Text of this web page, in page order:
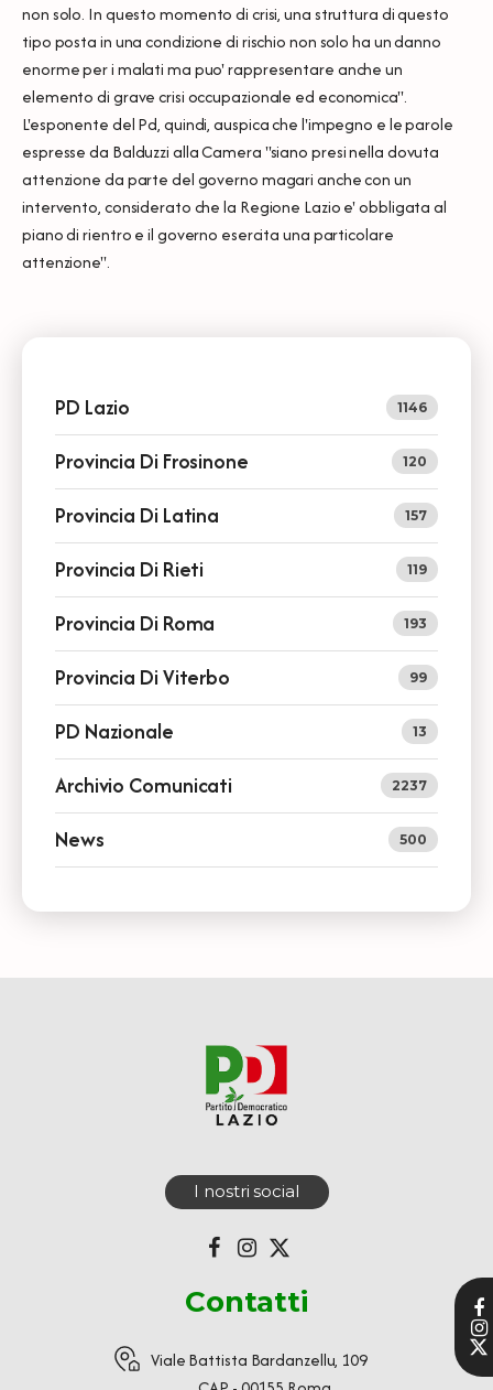
non solo. In questo momento di crisi, una struttura di questo
tipo posta in una condizione di rischio non solo ha un danno
enorme per i malati ma puo' rappresentare anche un
elemento di grave crisi occupazionale ed economica".
L'esponente del Pd, quindi, auspica che l'impegno e le parole
espresse da Balduzzi alla Camera "siano presi nella dovuta
attenzione da parte del governo magari anche con un
intervento, considerato che la Regione Lazio e' obbligata al
piano di rientro e il governo esercita una particolare
attenzione".
PD Lazio 1146
Provincia Di Frosinone 120
Provincia Di Latina 157
Provincia Di Rieti 119
Provincia Di Roma 193
Provincia Di Viterbo 99
PD Nazionale 13
Archivio Comunicati 2237
News 500
I nostri social
Contatti
Viale Battista Bardanzellu, 109